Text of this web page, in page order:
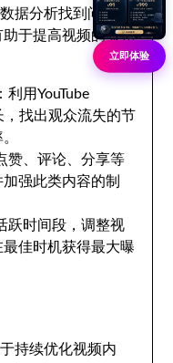
据分析找到问题根
于提高视频的曝光
用YouTube
找出观众流失的节
赞、评论、分享等
强此类内容的制
跃时间段，调整视
佳时机获得最大曝
持续优化视频内
立即体验